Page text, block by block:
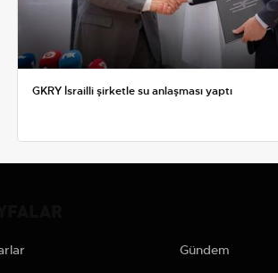
GKRY İsrailli şirketle su anlaşması yaptı
Gündem